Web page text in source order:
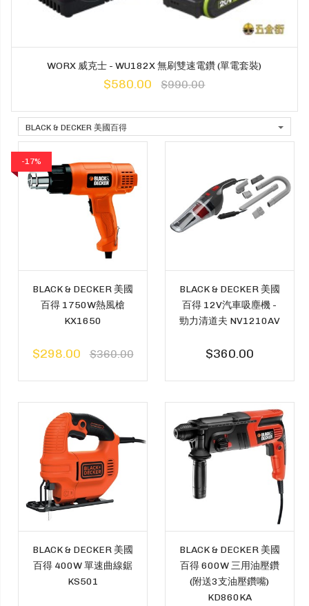
WORX 威克士 - WU182X 無刷雙速電鑽 (單電套裝)
$580.00 $990.00
BLACK & DECKER 美國百得
-17%
BLACK & DECKER 美國
百得 1750W熱風槍
KX1650
$298.00 $360.00
BLACK & DECKER 美國
百得 12V汽車吸塵機 -
勁力清道夫 NV1210AV
$360.00
BLACK & DECKER 美國
百得 400W 單速曲線鋸
KS501
BLACK & DECKER 美國
百得 600W 三用油壓鑽
(附送3支油壓鑽嘴)
KD860KA